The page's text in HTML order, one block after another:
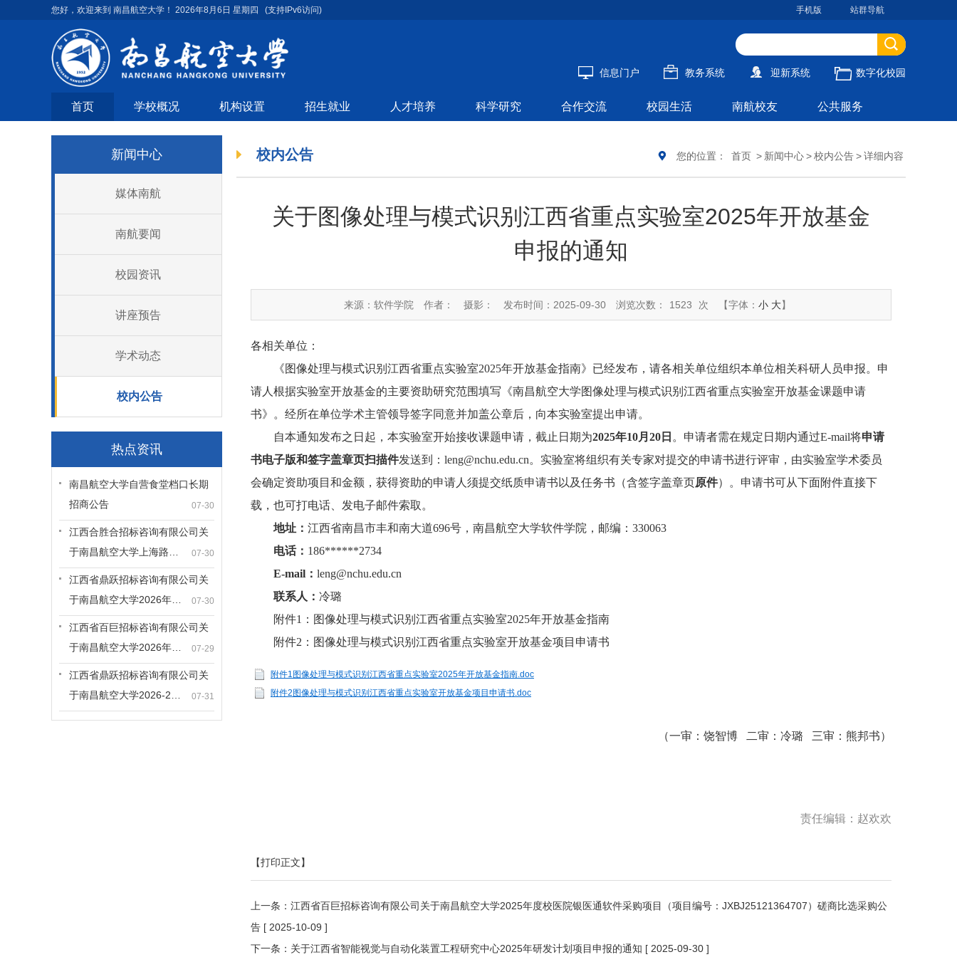
您好，欢迎来到 南昌航空大学！ 2026年8月6日 星期四 (支持IPv6访问) 手机版 站群导航
信息门户 教务系统 迎新系统 数字化校园
首页 学校概况 机构设置 招生就业 人才培养 科学研究 合作交流 校园生活 南航校友 公共服务
新闻中心
媒体南航
南航要闻
校园资讯
讲座预告
学术动态
校内公告
热点资讯
07-30
南昌航空大学自营食堂档口长期
招商公告
07-30
江西合胜合招标咨询有限公司关
于南昌航空大学上海路…
07-30
江西省鼎跃招标咨询有限公司关
于南昌航空大学2026年…
07-29
江西省百巨招标咨询有限公司关
于南昌航空大学2026年…
07-31
江西省鼎跃招标咨询有限公司关
于南昌航空大学2026-2…
您的位置： 首页 > 新闻中心>校内公告>详细内容
校内公告
关于图像处理与模式识别江西省重点实验室2025年开放基金
申报的通知
来源：软件学院 作者： 摄影： 发布时间：2025-09-30 浏览次数： 1523 次 【字体： 小 大】
各相关单位：
《图像处理与模式识别江西省重点实验室2025年开放基金指南》已经发布，请各相关单位组织本单位相关科研人员申报。申
请人根据实验室开放基金的主要资助研究范围填写《南昌航空大学图像处理与模式识别江西省重点实验室开放基金课题申请
书》。经所在单位学术主管领导签字同意并加盖公章后，向本实验室提出申请。
自本通知发布之日起，本实验室开始接收课题申请，截止日期为2025年10月20 日 。申请者需在规定日期内通过E-mail将申请
书电子版和签字盖章页扫描件发送到：leng@nchu.edu.cn。实验室将组织有关专家对提交的申请书进行评审，由实验室学术委员
会确定资助项目和金额，获得资助的申请人须提交纸质申请书以及任务书（含签字盖章页原件）。申请书可从下面附件直接下
载，也可打电话、发电子邮件索取。
地址： 江西省南昌市丰和南大道696号，南昌航空大学软件学院，邮编：330063
电话： 186******2734
E-mail： leng@nchu.edu.cn
联系人： 冷璐
附件1：图像处理与模式识别江西省重点实验室2025年开放基金指南
附件2：图像处理与模式识别江西省重点实验室开放基金项目申请书
附件1图像处理与模式识别江西省重点实验室2025年开放基金指南.doc
附件2图像处理与模式识别江西省重点实验室开放基金项目申请书.doc
（一审：饶智博 二审：冷璐 三审：熊邦书）
责任编辑：赵欢欢
【打印正文】
上一条： 江西省百巨招标咨询有限公司关于南昌航空大学2025年度校医院银医通软件采购项目（项目编号：JXBJ25121364707）磋商比选采购公
告 [ 2025-10-09 ]
下一条： 关于江西省智能视觉与自动化装置工程研究中心2025年研发计划项目申报的通知 [ 2025-09-30 ]